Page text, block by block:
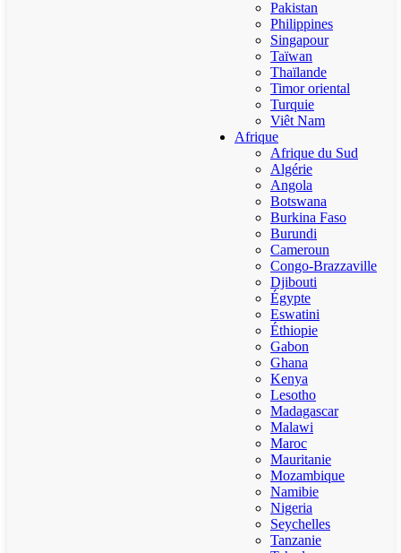
Pakistan
Philippines
Singapour
Taïwan
Thaïlande
Timor oriental
Turquie
Viêt Nam
Afrique
Afrique du Sud
Algérie
Angola
Botswana
Burkina Faso
Burundi
Cameroun
Congo-Brazzaville
Djibouti
Égypte
Eswatini
Éthiopie
Gabon
Ghana
Kenya
Lesotho
Madagascar
Malawi
Maroc
Mauritanie
Mozambique
Namibie
Nigeria
Seychelles
Tanzanie